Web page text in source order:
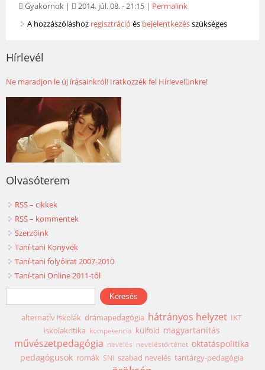
Gyakornok | 2014. júl. 08. - 21:15 | Permalink
A hozzászóláshoz regisztráció és bejelentkezésszükséges
Hírlevél
Ne maradjon le új írásainkról! Iratkozzék fel Hírlevelünkre!
Olvasóterem
RSS – cikkek
RSS – kommentek
Szerzőink
Taní-tani Könyvek
Taní-tani folyóirat 2007-2010
Taní-tani Online 2011-től
Keresés űrlap
Keresés
alternatív iskolák drámapedagógia hátrányos helyzet IKT
iskolakritika kompetencia külföld magyartanítás
művészetpedagógia nevelés neveléstörténet oktatáspolitika
pedagógusok romák SNI szabad nevelés tantárgy-pedagógia